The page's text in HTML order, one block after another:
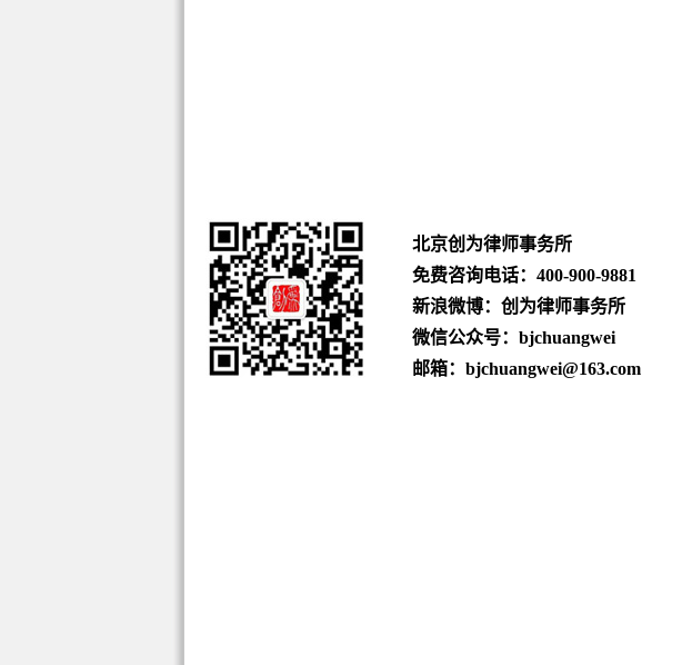
北京创为律师事务所
免费咨询电话： 400-900-9881
新浪微博：创为律师事务所
微信公众号：bjchuangwei
邮箱：bjchuangwei@163.com